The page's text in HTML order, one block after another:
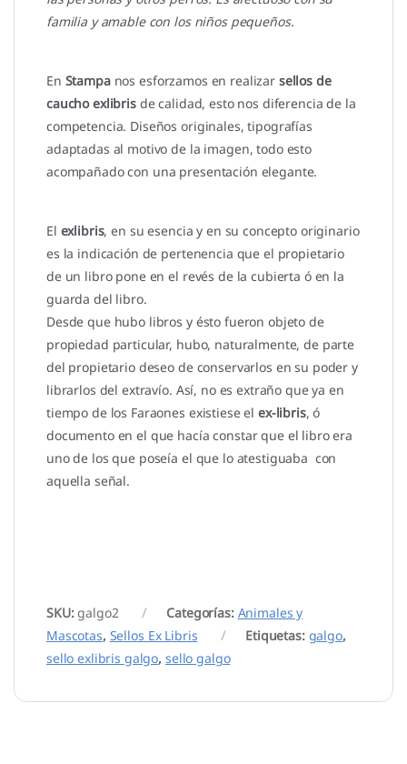
familia y amable con los niños pequeños.
En Stampanos esforzamos en realizar sellos de
caucho exlibrisde calidad, esto nos diferencia de la
competencia. Diseños originales, tipografías
adaptadas al motivo de la imagen, todo esto
acompañado con una presentación elegante.
El exlibris, en su esencia y en su concepto originario
es la indicación de pertenencia que el propietario
de un libro pone en el revés de la cubierta ó en la
guarda del libro.
Desde que hubo libros y ésto fueron objeto de
propiedad particular, hubo, naturalmente, de parte
del propietario deseo de conservarlos en su poder y
librarlos del extravío. Así, no es extraño que ya en
tiempo de los Faraones existiese el ex-libris, ó
documento en el que hacía constar que el libro era
uno de los que poseía el que lo atestiguaba con
aquella señal.
SKU:galgo2 Categorías: Animales y
Mascotas, Sellos Ex Libris Etiquetas: galgo,
sello exlibris galgo, sello galgo